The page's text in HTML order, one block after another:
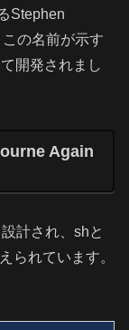
Stephen
の名前が示す
開発されまし
Again
計され、shと
られています。